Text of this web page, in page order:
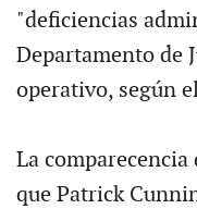
"deficiencias
Departamento de
operativo, según
La
que Patrick